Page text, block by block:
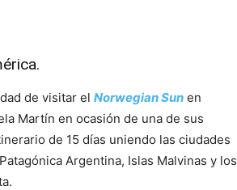
de visitar el Norwegian Sun en
Martín en ocasión de una de sus
de 15 días uniendo las ciudades
Argentina, Islas Malvinas y los